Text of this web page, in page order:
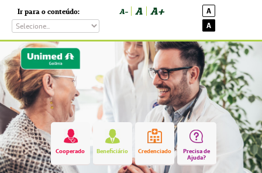
Ir para o conteúdo: A- A A+
A
A
Cooperado Beneficiário Credenciado
Precisa de
Ajuda?